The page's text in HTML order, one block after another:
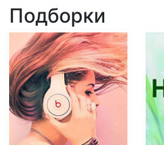
Подборки